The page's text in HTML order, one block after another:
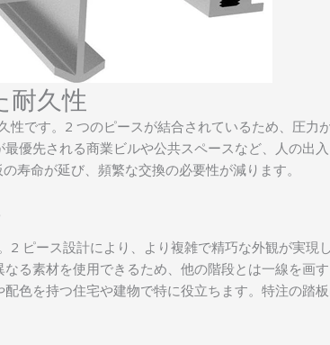
耐久性
性です。2 つのピースが結合されているため、圧力
優先される商業ビルや公共スペースなど、人の出
寿命が延び、頻繁な交換の必要性が減ります。
ピース設計により、より複雑で精巧な外観が実現
る素材を使用できるため、他の階段とは一線を画
色を持つ住宅や建物で特に役立ちます。特注の踏